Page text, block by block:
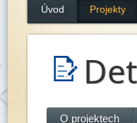
Úvod Projekty
O projektech